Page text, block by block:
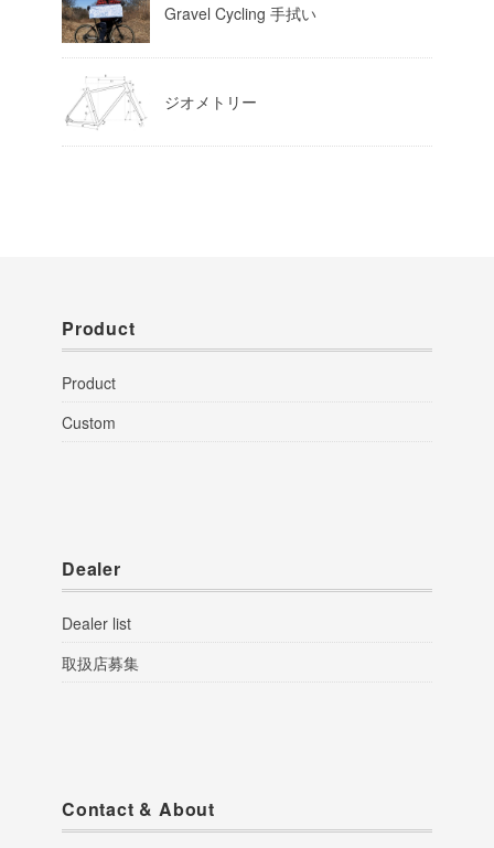
Gravel Cycling 手拭い
ジオメトリー
Product
Product
Custom
Dealer
Dealer list
取扱店募集
Contact & About